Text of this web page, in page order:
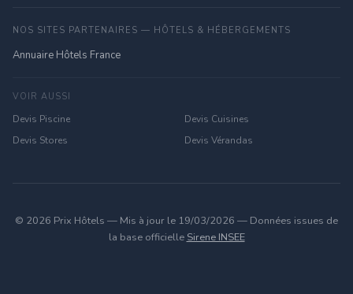
NOS SITES PARTENAIRES — HÔTELS & HÉBERGEMENTS
Annuaire Hôtels France
VOIR AUSSI
Devis Piscine
Devis Cuisines
Devis Stores
Devis Vérandas
© 2026 Prix Hôtels — Mis à jour le 19/03/2026 — Données issues de
la base officielle Sirene INSEE